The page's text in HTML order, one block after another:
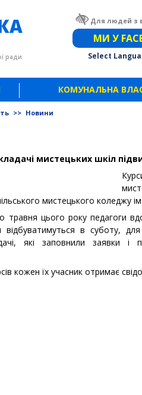
ради
Для людей з
МИ У
Select
КОМУНАЛЬНА
>> Новини
мистецьких шкіл
мистецького коледжу
травня цього року педагоги
відбуватимуться в суботу,
які заповнили заявки
кожен їх учасник отримає